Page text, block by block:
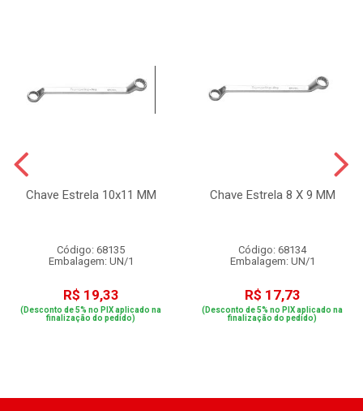
Chave Estrela 10x11 MM
Código: 68135
Embalagem: UN/1
R$ 19,33
(Desconto de 5% no PIX aplicado na
finalização do pedido)
Chave Estrela 8 X 9 MM
Código: 68134
Embalagem: UN/1
R$ 17,73
(Desconto de 5% no PIX aplicado na
finalização do pedido)